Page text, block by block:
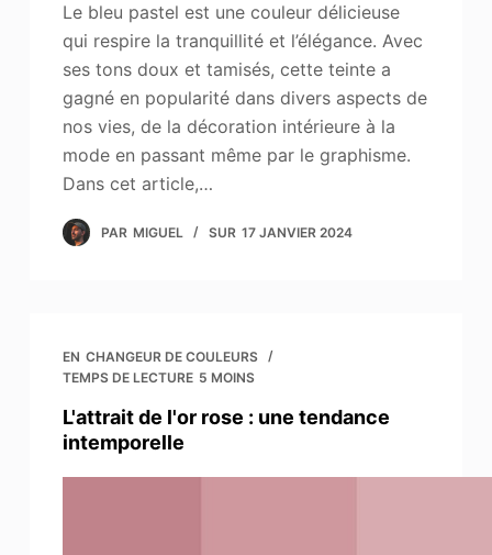
Le bleu pastel est une couleur délicieuse
qui respire la tranquillité et l’élégance. Avec
ses tons doux et tamisés, cette teinte a
gagné en popularité dans divers aspects de
nos vies, de la décoration intérieure à la
mode en passant même par le graphisme.
Dans cet article,…
PAR MIGUEL SUR 17 JANVIER 2024
EN CHANGEUR DE COULEURS
TEMPS DE LECTURE 5 MOINS
L'attrait de l'or rose : une tendance
intemporelle